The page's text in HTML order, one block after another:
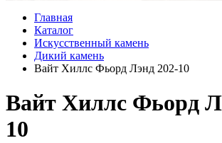
Главная
Каталог
Искусственный камень
Дикий камень
Вайт Хиллс Фьорд Лэнд 202-10
Вайт Хиллс Фьорд
10